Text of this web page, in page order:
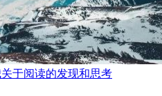
于阅读的发现和思考